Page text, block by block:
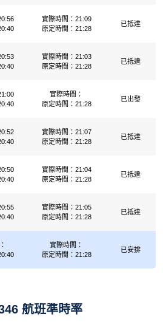
實際時間：21:09
原定時間：21:28
已抵達
實際時間：21:03
原定時間：21:28
已抵達
實際時間：
原定時間：21:28
已出發
實際時間：21:07
原定時間：21:28
已抵達
實際時間：21:04
原定時間：21:28
已抵達
實際時間：21:05
原定時間：21:28
已抵達
實際時間：
原定時間：21:28
已安排
航班準時率